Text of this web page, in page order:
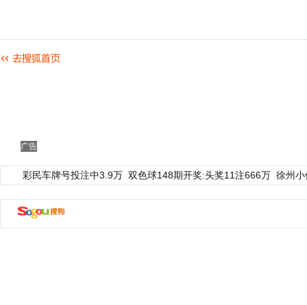
广告
彩民车牌号投注中3.9万 双色球148期开奖:头奖11注666万 徐州